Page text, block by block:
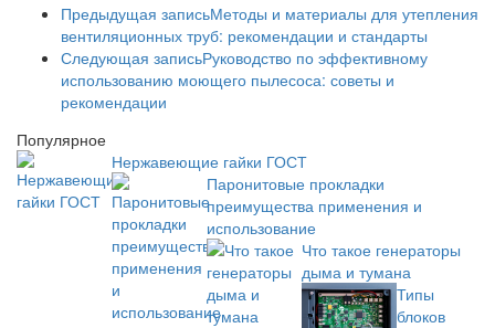
Предыдущая записьМетоды и материалы для утепления
вентиляционных труб: рекомендации и стандарты
Следующая записьРуководство по эффективному
использованию моющего пылесоса: советы и
рекомендации
Популярное
Нержавеющие гайки ГОСТ
Паронитовые прокладки
преимущества применения и
использование
Что такое генераторы
дыма и тумана
Типы
блоков